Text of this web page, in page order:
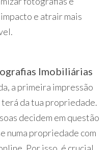
e atrair mais
Imobiliárias
a primeira impressão
da tua propriedade.
decidem em questão
numa propriedade com